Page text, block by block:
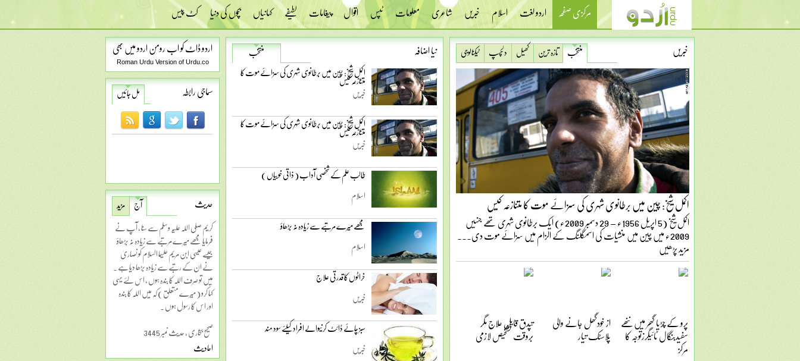
مرکزی صفحہ اردو لغت اسلام خبریں شاعری معلومات ٹپس اقوال پیغامات لطیفے کہانیاں بچوں کی دنیا کٹ پیس
اردو ڈاٹ کو اب رومن اردو میں بھی
Roman Urdu Version of Urdu.co
سماجی رابطہ مل جائیں
حدیث مزید آج
کریم صلی اللہ علیہ وسلم سے سنا ، آپ نے
فرمایا مجھے میرے مرتبے سے زیادہ نہ بڑھاؤ
جیسے عیسیٰ ابن مریم علیہما السلام کو نصاریٰ
نے ان کے رتبے سے زیادہ بڑھا دیا ہے ۔
میں تو صرف اللہ کا بندہ ہوں ، اس لئے یہی
کہا کرو ( میرے متعلق ) کہ میں اللہ کا بندہ
اور اس کا رسول ہوں ۔
صحیح بخاری ، حدیث نمبر 3445
احادیث
نیا اضافہ
منتخب
اکمل شیخ: چین میں برطانوی شہری کی سزائے موت کا
متنازعہ کیس
خبریں
اکمل شیخ: چین میں برطانوی شہری کی سزائے موت کا
متنازعہ کیس
خبریں
طالب علم کے شخصی آداب ( ذاتی خوبیاں )
اسلام
مجھے میرے مرتبے سے زیادہ نہ بڑھاؤ
اسلام
خراٹوں کا قدرتی علاج
خبریں
سبز چائے ڈائٹ کرنیوالے افراد کیلئے سود مند
خبریں
خبریں ٹیکنالوجی دلچسپ کھیل تازہ ترین منتخب
اکمل شیخ: چین میں برطانوی شہری کی سزائے موت کا متنازعہ کیس
اکمل شیخ (5 اپریل 1956ء – 29 دسمبر 2009ء) ایک برطانوی شہری تھے جنہیں
2009ء میں چین میں منشیات کی اسمگلنگ کے الزام میں سزائے موت دی...
مزید پڑھیں
پرو کے چڑیا گھر میں ننھے
سفیدبنگال ٹائیگرزتوجہ کا
مرکز
از خودگھل جانے والی
پلاسٹک تیار
تپدق قابل علاج مگر
بروقت تشخیص لازمی